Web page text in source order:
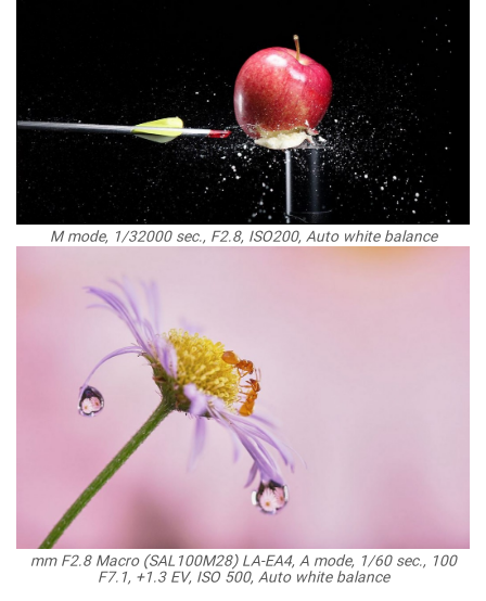
M mode, 1/32000 sec., F2.8, ISO200, Auto white balance
100 mm F2.8 Macro (SAL100M28) LA-EA4, A mode, 1/60 sec.,
F7.1, +1.3 EV, ISO 500, Auto white balance